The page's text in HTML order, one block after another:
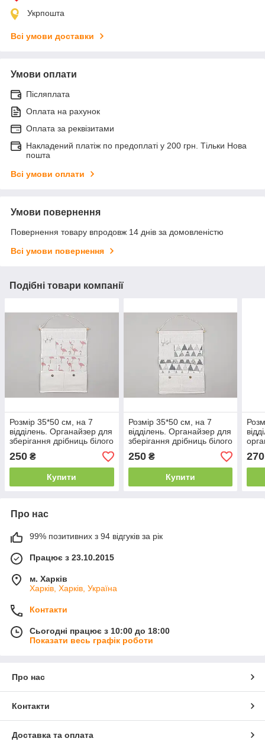
Укрпошта
Всі умови доставки
Умови оплати
Післяплата
Оплата на рахунок
Оплата за реквізитами
Накладений платіж по предоплаті у 200 грн. Тільки Нова
пошта
Всі умови оплати
Умови повернення
Повернення товару впродовж 14 днів за домовленістю
Всі умови повернення
Подібні товари компанії
Розмір 35*50 см, на 7
відділень. Органайзер для
зберігання дрібниць білого
кольору
250 ₴
Купити
Розмір 35*50 см, на 7
відділень. Органайзер для
зберігання дрібниць білого
кольору
250₴
Купити
270
Про нас
99% позитивних з 94 відгуків за рік
Працює з 23.10.2015
м. Харків
Харків, Харків, Україна
Контакти
Сьогодні працює з 10:00 до 18:00
Показати весь графік роботи
Про нас
Контакти
Доставка та оплата